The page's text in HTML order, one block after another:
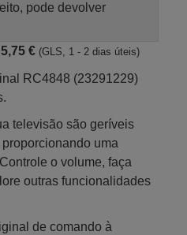
pode devolver
5,75 € (GLS, 1 - 2 dias úteis)
RC4848 (23291229)
televisão são geríveis
uma
o volume, faça
outras funcionalidades
de comando à